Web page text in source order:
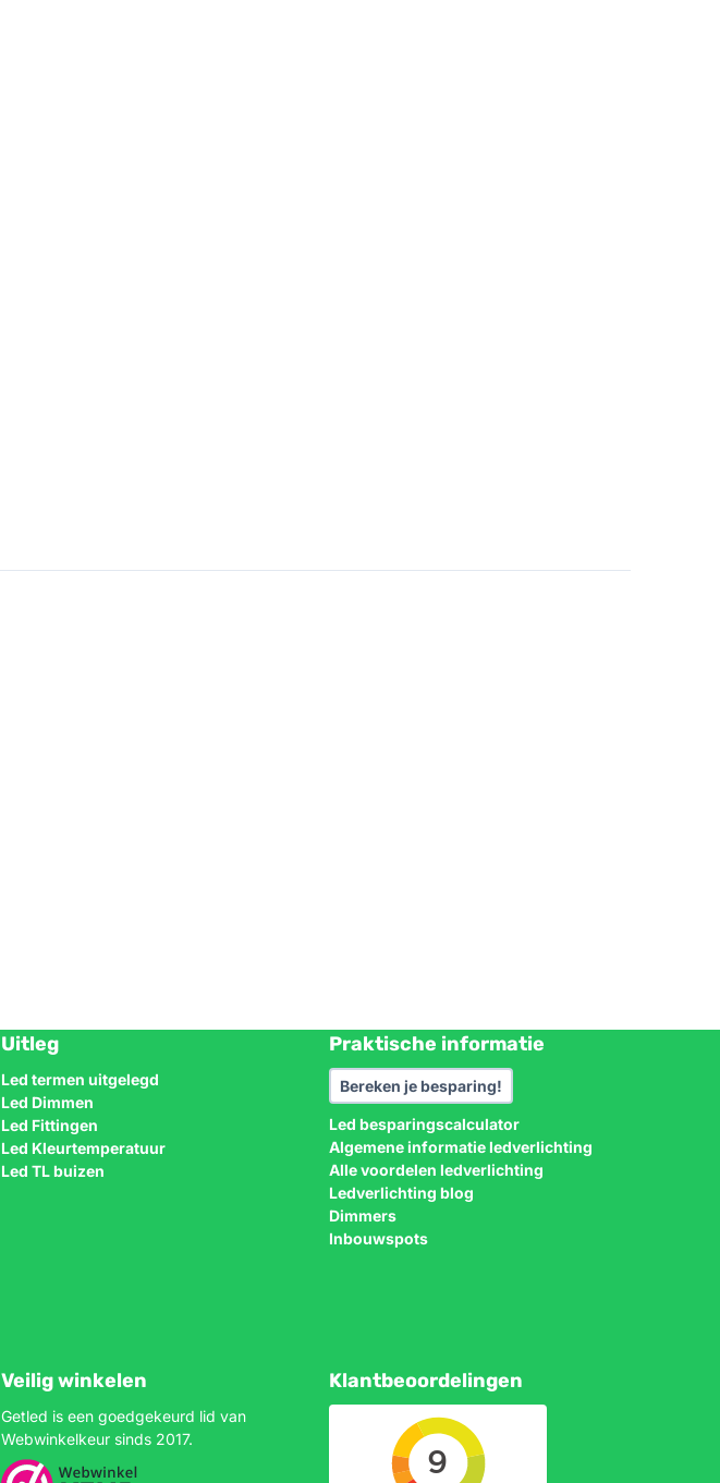
Uitleg
Led termen uitgelegd
Led Dimmen
Led Fittingen
Led Kleurtemperatuur
Led TL buizen
Praktische informatie
Bereken je besparing!
Led besparingscalculator
Algemene informatie ledverlichting
Alle voordelen ledverlichting
Ledverlichting blog
Dimmers
Inbouwspots
Veilig winkelen
Getled is een goedgekeurd lid van
Webwinkelkeur sinds 2017.
Klantbeoordelingen